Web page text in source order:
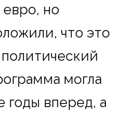
но
что это
могла
годы вперед, а